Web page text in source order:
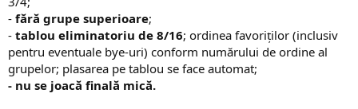
- fără grupe superioare;
- tablou eliminatoriu de 8/16; ordinea favoriților (inclusiv
pentru eventuale bye-uri) conform numărului de ordine al
grupelor; plasarea pe tablou se face automat;
- nu se joacă finală mică.